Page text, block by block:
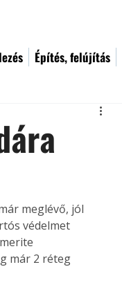
Építés, felújítás
meglévő, jól
védelmet
már 2 réteg